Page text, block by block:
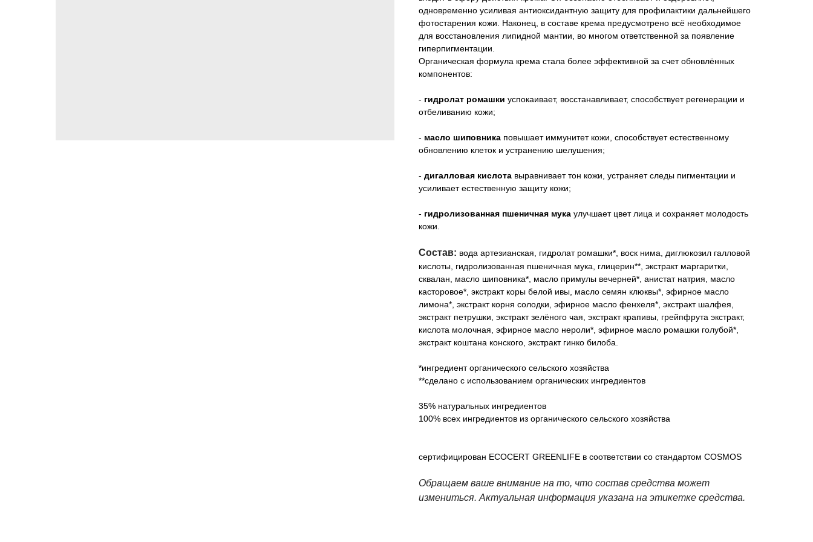
одновременно усиливая антиоксидантную защиту для профилактики дальнейшего
фотостарения кожи. Наконец, в составе крема предусмотрено всё необходимое
для восстановления липидной мантии, во многом ответственной за появление
гиперпигментации.
Органическая формула крема стала более эффективной за счет обновлённых
компонентов:
- гидролат ромашки успокаивает, восстанавливает, способствует регенерации и
отбеливанию кожи;
- масло шиповника повышает иммунитет кожи, способствует естественному
обновлению клеток и устранению шелушения;
- дигалловая кислота выравнивает тон кожи, устраняет следы пигментации и
усиливает естественную защиту кожи;
- гидролизованная пшеничная мука улучшает цвет лица и сохраняет молодость
кожи.
Состав: вода артезианская, гидролат ромашки*, воск нима, диглюкозил галловой
кислоты, гидролизованная пшеничная мука, глицерин**, экстракт маргаритки,
сквалан, масло шиповника*, масло примулы вечерней*, анистат натрия, масло
касторовое*, экстракт коры белой ивы, масло семян клюквы*, эфирное масло
лимона*, экстракт корня солодки, эфирное масло фенхеля*, экстракт шалфея,
экстракт петрушки, экстракт зелёного чая, экстракт крапивы, грейпфрута экстракт,
кислота молочная, эфирное масло нероли*, эфирное масло ромашки голубой*,
экстракт коштана конского, экстракт гинко билоба.
*ингредиент органического сельского хозяйства
**сделано с использованием органических ингредиентов
35% натуральных ингредиентов
100% всех ингредиентов из органического сельского хозяйства
сертифицирован ECOCERT GREENLIFE в соответствии со стандартом COSMOS
Обращаем ваше внимание на то, что состав средства может
измениться. Актуальная информация указана на этикетке средства.